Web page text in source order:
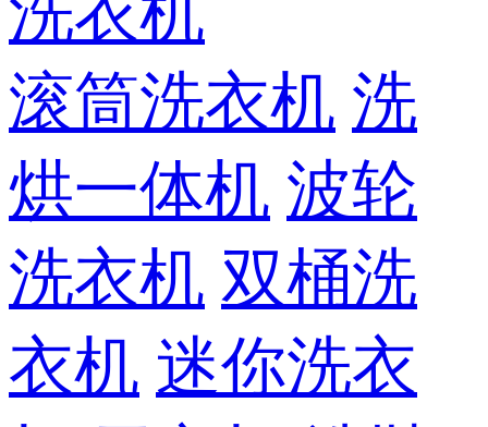
滚筒洗衣机 洗
烘一体机 波轮
洗衣机 双桶洗
衣机 迷你洗衣